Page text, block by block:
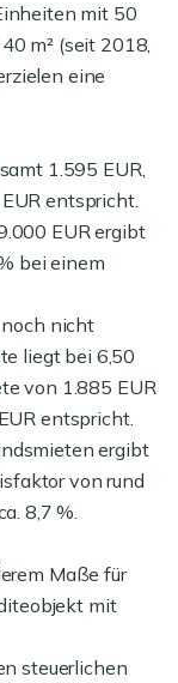
mit 50
m² (seit 2018,
eine
1.595 EUR,
entspricht.
EUR ergibt
bei einem
nicht
liegt bei 6,50
von 1.885 EUR
entspricht.
ergibt
von rund
8,7 %.
Maße für
mit
steuerlichen